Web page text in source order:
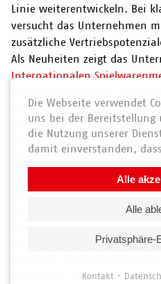
Linie weiterentwickeln. Bei
versucht das Unternehmen
zusätzliche
Als Neuheiten zeigt das
Internationalen
in Zusammenarbeit mit der
und Gärten sowie des
Besondere: Ein
Reihe historischer Gebäude
kommenden Jahren
Große Hoffnung setzt sie
andere Zielgruppe an“, so
angeboten. Für das
Die Webseite verwendet
uns bei der Bereitstellung
die Nutzung unserer
damit einverstanden,
Alle
Alle
Privatsphäre-
Kontakt